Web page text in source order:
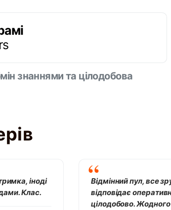
знаннями та цілодобова
іноді
Клас.
Відмінний пул, все
відповідає
цілодобово.